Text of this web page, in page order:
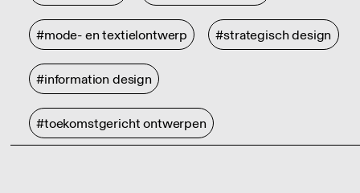
#mode- en textielontwerp #strategisch design
#information design
#toekomstgericht ontwerpen